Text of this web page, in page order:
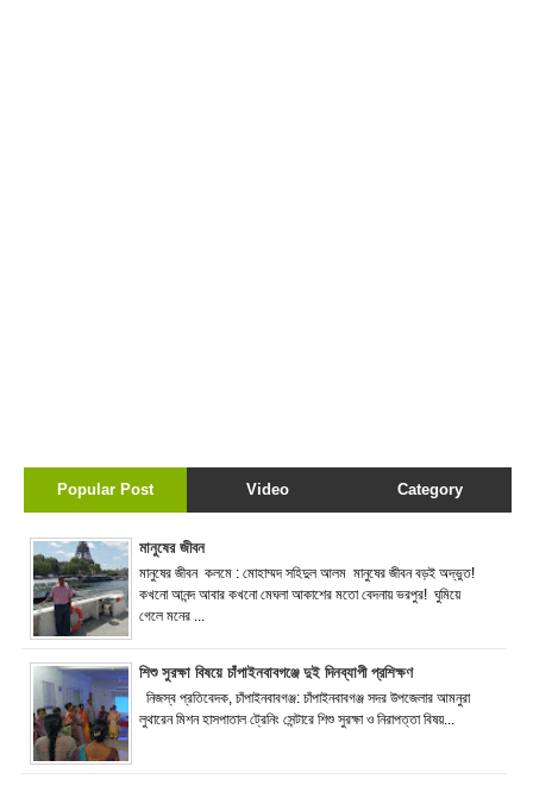
Popular Post Video Category
মানুষের জীবন
মানুষের জীবন কলমে : মোহাম্মদ সহিদুল আলম মানুষের জীবন বড়ই অদ্ভুত!
কখনো আনন্দ আবার কখনো মেঘলা আকাশের মতো বেদনায় ভরপুর! ঘুমিয়ে
গেলে মনের ...
শিশু সুরক্ষা বিষয়ে চাঁপাইনবাবগঞ্জে দুই দিনব্যাপী প্রশিক্ষণ
নিজস্ব প্রতিবেদক, চাঁপাইনবাবগঞ্জ: চাঁপাইনবাবগঞ্জ সদর উপজেলার আমনুরা
লুথারেন মিশন হাসপাতাল ট্রেনিং সেন্টারে শিশু সুরক্ষা ও নিরাপত্তা বিষয়...